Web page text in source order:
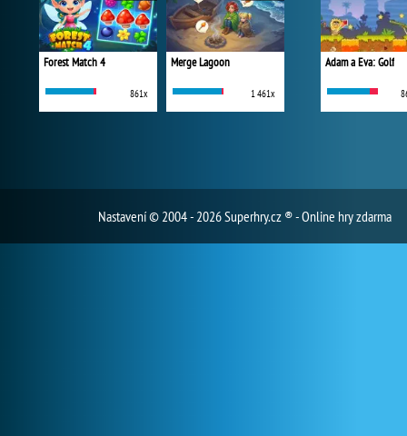
Forest Match 4
861x
Merge Lagoon
1 461x
Adam a Eva: Golf
Nastavení© 2004 - 2026 Superhry.cz ® - Online hry zdarma